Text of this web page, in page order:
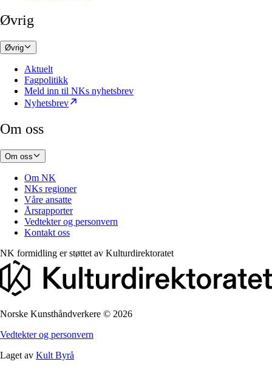
Øvrig
Øvrig
Aktuelt
Fagpolitikk
Meld inn til NKs nyhetsbrev
Nyhetsbrev
Om oss
Om oss
Om NK
NKs regioner
Våre ansatte
Årsrapporter
Vedtekter og personvern
Kontakt oss
NK formidling er støttet av Kulturdirektoratet
Norske Kunsthåndverkere © 2026
Vedtekter og personvern
Laget av Kult Byrå